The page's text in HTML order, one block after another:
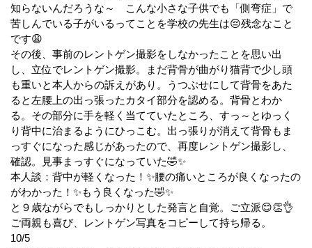
知らないんだろうな～ こんな小さな子供でも「側弯症」で
苦しんでいる子がいるってことを学校の先生は😔残念なこと
です😩
その後、事前のレントゲン撮影をしなかったことを思い出
し、立位でレントゲン撮影。まだ背骨が曲がり猫背で少し頭
も重いと本人からの訴えがあり。うつぶせにして背骨をあた
ると左腰上の出っ張ったカタイ部分を認める。背骨とわか
る。その部分に手を軽く当てていたところ、すっ～とゆっく
り背中に治まるようにひっこむ。出っ張りが消えて背骨もま
っすぐになった感じがあったので、再度レントゲン撮影し、
確認。見事まっすぐになっていた🤣✨
本人談：背中が軽くなった！✨腰の痛いところが良くなったの
がわかった！✨もう良くなった🤣✨
と９歳ながらでもしっかりとした発言と自覚。ご立派😊👏👌
ご両親も喜び、レントゲン写真をコピーして持ち帰る。
10/5